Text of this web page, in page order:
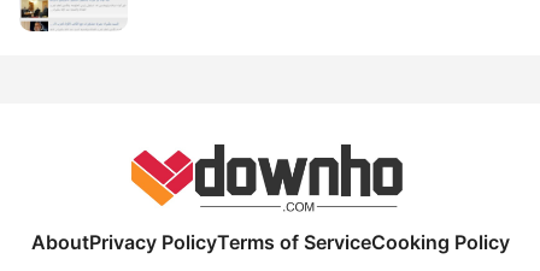
AboutPrivacy PolicyTerms of ServiceCooking Policy